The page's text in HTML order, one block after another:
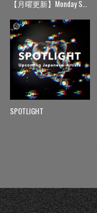
【月曜更新】Monday Spin
SPOTLIGHT